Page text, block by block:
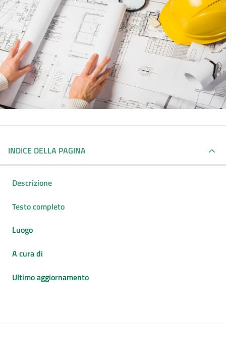
INDICE DELLA PAGINA
Descrizione
Testo completo
Luogo
A cura di
Ultimo aggiornamento